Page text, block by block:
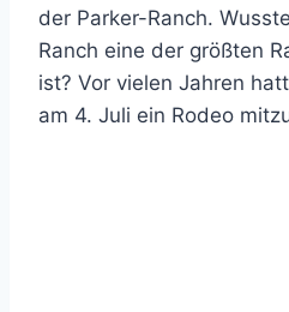
der Parker-Ranch.
Ranch eine der größten
ist? Vor vielen Jahren
am 4. Juli ein Rodeo